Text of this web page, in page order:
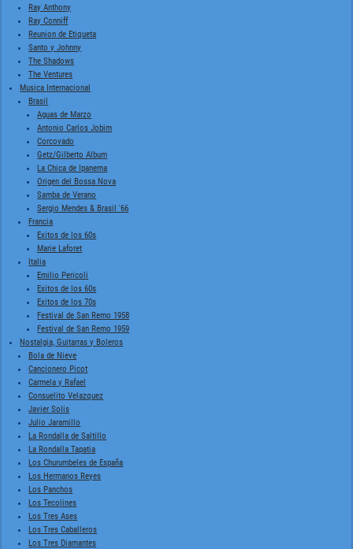
Ray Anthony
Ray Conniff
Reunion de Etiqueta
Santo y Johnny
The Shadows
The Ventures
Musica Internacional
Brasil
Aguas de Marzo
Antonio Carlos Jobim
Corcovado
Getz/Gilberto Album
La Chica de Ipanema
Origen del Bossa Nova
Samba de Verano
Sergio Mendes & Brasil '66
Francia
Exitos de los 60s
Marie Laforet
Italia
Emilio Pericoli
Exitos de los 60s
Exitos de los 70s
Festival de San Remo 1958
Festival de San Remo 1959
Nostalgia, Guitarras y Boleros
Bola de Nieve
Cancionero Picot
Carmela y Rafael
Consuelito Velazquez
Javier Solis
Julio Jaramillo
La Rondalla de Saltillo
La Rondalla Tapatia
Los Churumbeles de España
Los Hermanos Reyes
Los Panchos
Los Tecolines
Los Tres Ases
Los Tres Caballeros
Los Tres Diamantes